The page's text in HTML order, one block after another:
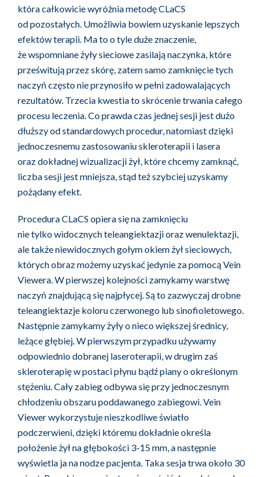
która całkowicie wyróżnia metodę CLaCS
od pozostałych. Umożliwia bowiem uzyskanie lepszych
efektów terapii. Ma to o tyle duże znaczenie,
że wspomniane żyły sieciowe zasilają naczynka, które
prześwitują przez skórę, zatem samo zamknięcie tych
naczyń często nie przynosiło w pełni zadowalających
rezultatów. Trzecia kwestia to skrócenie trwania całego
procesu leczenia. Co prawda czas jednej sesji jest dużo
dłuższy od standardowych procedur, natomiast dzięki
jednoczesnemu zastosowaniu skleroterapii i lasera
oraz dokładnej wizualizacji żył, które chcemy zamknąć,
liczba sesji jest mniejsza, stąd też szybciej uzyskamy
pożądany efekt.
Procedura CLaCS opiera się na zamknięciu
nie tylko widocznych teleangiektazji oraz wenulektazji,
ale także niewidocznych gołym okiem żył sieciowych,
których obraz możemy uzyskać jedynie za pomocą Vein
Viewera. W pierwszej kolejności zamykamy warstwę
naczyń znajdującą się najpłycej. Są to zazwyczaj drobne
teleangiektazje koloru czerwonego lub sinofioletowego.
Następnie zamykamy żyły o nieco większej średnicy,
leżące głębiej. W pierwszym przypadku używamy
odpowiednio dobranej laseroterapii, w drugim zaś
skleroterapię w postaci płynu bądź piany o określonym
stężeniu. Cały zabieg odbywa się przy jednoczesnym
chłodzeniu obszaru poddawanego zabiegowi. Vein
Viewer wykorzystuje nieszkodliwe światło
podczerwieni, dzięki któremu dokładnie określa
położenie żył na głębokości 3-15 mm, a następnie
wyświetla ja na nodze pacjenta. Taka sesja trwa około 30